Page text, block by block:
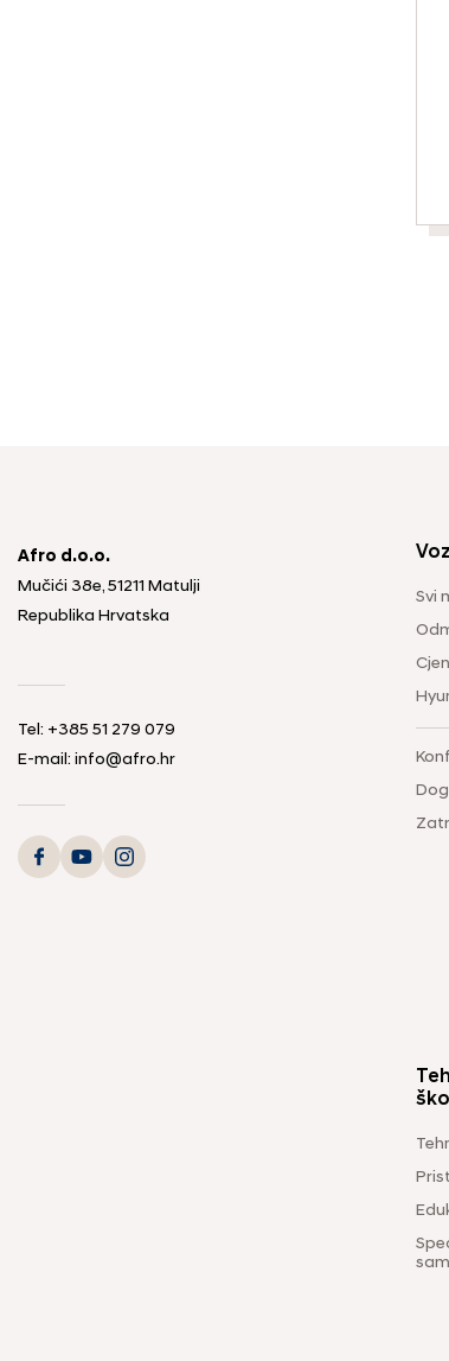
Afro d.o.o.
Mučići 38e, 51211 Matulji
Republika Hrvatska
Tel: +385 51 279 079
E-mail: info@afro.hr
Svi